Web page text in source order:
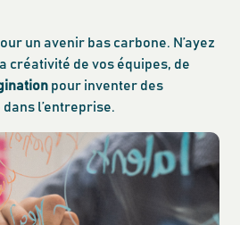
un avenir bas carbone. N’ayez
créativité de vos équipes, de
pour inventer des
l’entreprise.